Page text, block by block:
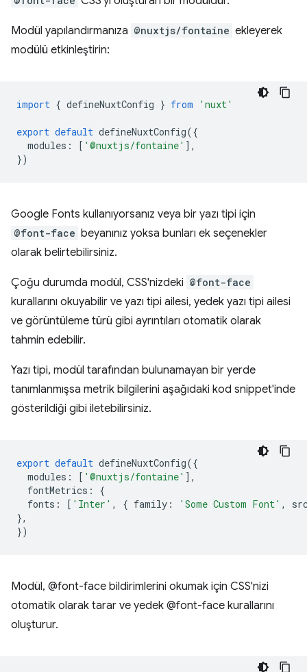
Modül yapılandırmanıza @nuxtjs/fontaine ekleyerek
modülü etkinleştirin:
import { defineNuxtConfig } from 'nuxt'
export default defineNuxtConfig({
modules : [ '@nuxtjs/fontaine' ],
})
Google Fonts kullanıyorsanız veya bir yazı tipi için
@font-face beyanınız yoksa bunları ek seçenekler
olarak belirtebilirsiniz.
Çoğu durumda modül, CSS'nizdeki @font-face
kurallarını okuyabilir ve yazı tipi ailesi, yedek yazı tipi ailesi
ve görüntüleme türü gibi ayrıntıları otomatik olarak
tahmin edebilir.
Yazı tipi, modül tarafından bulunamayan bir yerde
tanımlanmışsa metrik bilgilerini aşağıdaki kod snippet'inde
gösterildiği gibi iletebilirsiniz.
export default defineNuxtConfig({
modules : [ '@nuxtjs/fontaine' ],
fontMetrics :
{
fonts : [ 'Inter' , { family : 'Some Custom Font' ,
},
})
Modül, @font-face bildirimlerini okumak için CSS'nizi
otomatik olarak tarar ve yedek @font-face kurallarını
oluşturur.